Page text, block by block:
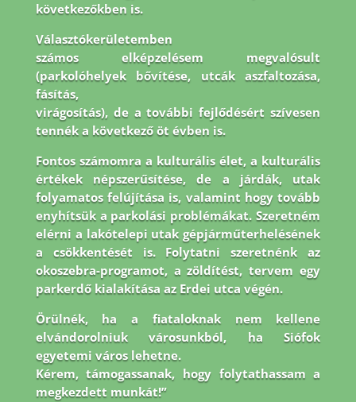
következőkben is.
Választókerületemben
számos elképzelésem megvalósult
(parkolóhelyek bővítése, utcák aszfaltozása,
fásítás,
virágosítás), de a további fejlődésért szívesen
tennék a következő öt évben is.
Fontos számomra a kulturális élet, a kulturális
értékek népszerűsítése, de a járdák, utak
folyamatosfelújítása is, valamint hogy tovább
enyhítsük a parkolási problémákat. Szeretném
elérni a lakótelepi utak gépjárműterhelésének
a csökkentését is. Folytatni szeretnénk az
okoszebra-programot, a zöldítést, tervem egy
parkerdő kialakítása az Erdei utca végén.
Örülnék, ha a fiataloknak nem kellene
elvándorolniuk városunkból, ha Siófok
egyetemi város lehetne.
Kérem, támogassanak, hogy folytathassam a
megkezdett munkát!”